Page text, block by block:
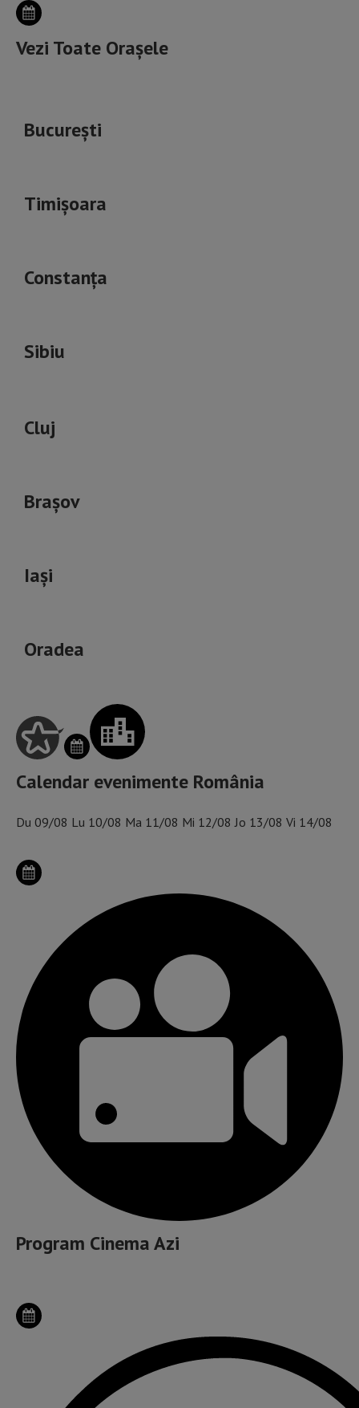
Vezi Toate Orașele
București
Timișoara
Constanța
Sibiu
Cluj
Brașov
Iași
Oradea
Calendar evenimente România
Du 09/08 Lu 10/08 Ma 11/08 Mi 12/08 Jo 13/08 Vi 14/08
Program Cinema Azi